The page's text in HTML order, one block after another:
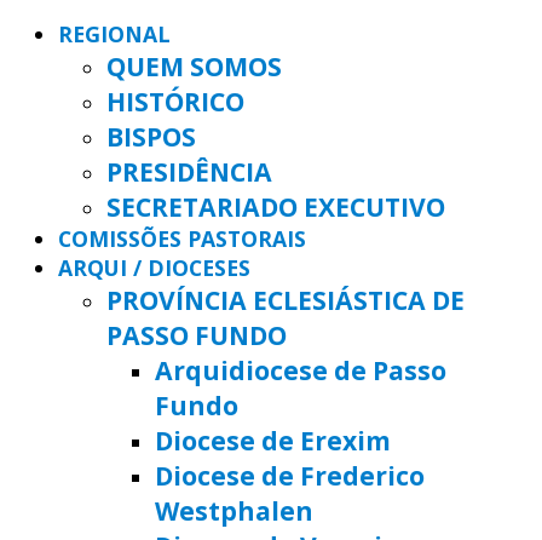
REGIONAL
QUEM SOMOS
HISTÓRICO
BISPOS
PRESIDÊNCIA
SECRETARIADO EXECUTIVO
COMISSÕES PASTORAIS
ARQUI / DIOCESES
PROVÍNCIA ECLESIÁSTICA DE
PASSO FUNDO
Arquidiocese de Passo
Fundo
Diocese de Erexim
Diocese de Frederico
Westphalen